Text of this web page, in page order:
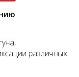
различных